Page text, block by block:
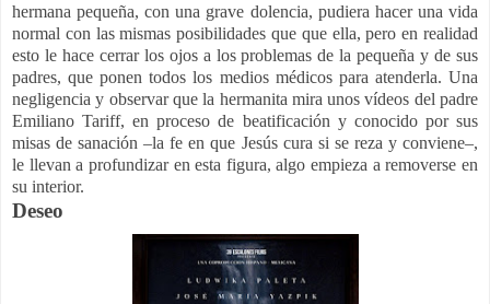
hermana pequeña, con una grave dolencia, pudiera hacer una vida
normal con las mismas posibilidades que que ella, pero en realidad
esto le hace cerrar los ojos a los problemas de la pequeña y de sus
padres, que ponen todos los medios médicos para atenderla. Una
negligencia y observar que la hermanita mira unos vídeos del padre
Emiliano Tariff, en proceso de beatificación y conocido por sus
misas de sanación –la fe en que Jesús cura si se reza y conviene–,
le llevan a profundizar en esta figura, algo empieza a removerse en
su interior.
Deseo